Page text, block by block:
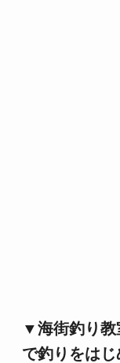
▼海街釣り教
で釣りをはじ